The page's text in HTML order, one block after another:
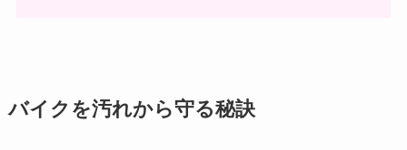
バイクを汚れから守る秘訣